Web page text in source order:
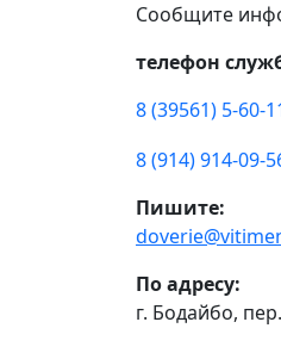
Сообщите
телефон
8 (39561) 5-60-
8 (914) 914-09-
Пишите:
По адресу:
г. Бодайбо,